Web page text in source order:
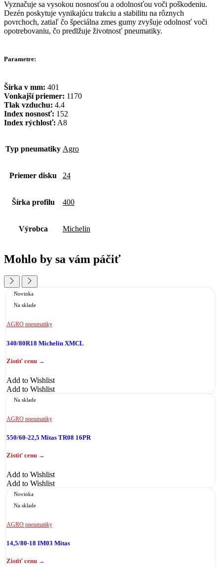
Vyznačuje sa vysokou nosnosťou a odolnosťou voči poškodeniu.
Dezén poskytuje vynikajúcu trakciu a stabilitu na rôznych
povrchoch, zatiaľ čo špeciálna zmes gumy zvyšuje odolnosť voči
opotrebovaniu, čo predlžuje životnosť pneumatiky.
Parametre:
Šírka v mm: 401
Vonkajší priemer: 1170
Tlak vzduchu: 4.4
Index nosnosť: 152
Index rýchlosť: A8
Typ pneumatiky Agro
Priemer disku 24
Šírka profilu 400
Výrobca Michelin
Mohlo by sa vám páčiť
Novinka
Na sklade
AGRO pneumatiky
340/80R18 Michelin XMCL
Add to Wishlist
Add to Wishlist
Na sklade
AGRO pneumatiky
550/60-22,5 Mitas TR08 16PR
Add to Wishlist
Add to Wishlist
Novinka
Na sklade
AGRO pneumatiky
14,5/80-18 IM03 Mitas